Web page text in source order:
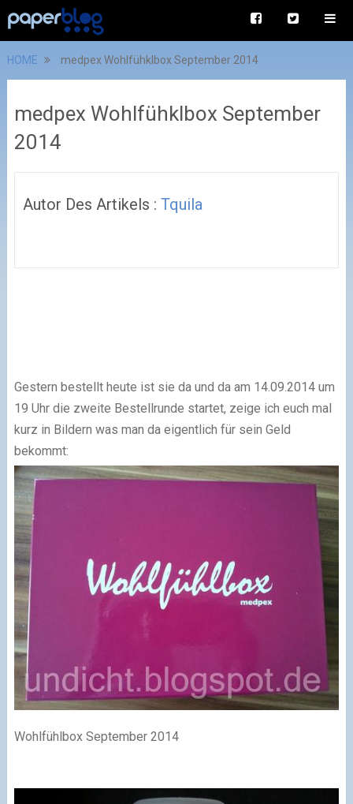
HOME medpex Wohlfühklbox September 2014
medpex Wohlfühklbox September
2014
Autor Des Artikels : Tquila
Gestern bestellt heute ist sie da und da am 14.09.2014 um
19 Uhr die zweite Bestellrunde startet, zeige ich euch mal
kurz in Bildern was man da eigentlich für sein Geld
bekommt:
Wohlfühlbox September 2014